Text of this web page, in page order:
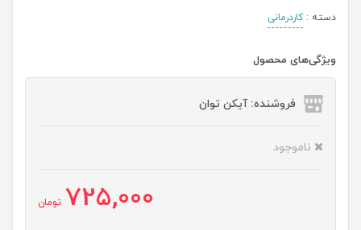
دسته :کاردرمانی
ویژگی‌های محصول
فروشنده: آیکن توان
ناموجود
725,000 تومان